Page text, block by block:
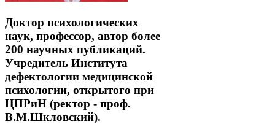
Доктор психологических
наук, профессор, автор более
200 научных публикаций.
Учредитель Института
дефектологии медицинской
психологии, открытого при
ЦПРиН (ректор - проф.
В.М.Шкловский).